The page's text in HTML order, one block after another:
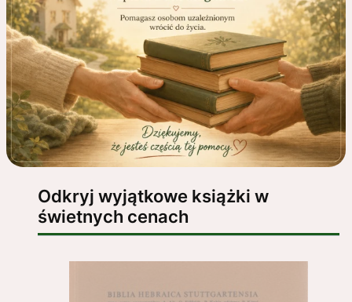
Odkryj wyjątkowe książki w
świetnych cenach